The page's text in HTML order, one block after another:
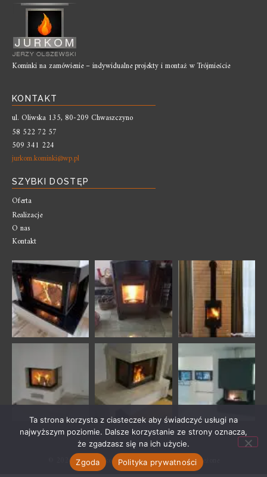
Kominki na zamówienie – indywidualne projekty i montaż w Trójmieście
KONTAKT
ul. Oliwska 135, 80-209 Chwaszczyno
58 522 72 57
509 341 224
jurkom.kominki@wp.pl
SZYBKI DOSTĘP
Oferta
Realizacje
O nas
Kontakt
© 2026 – Jurkom kominki – wszelkie prawa zastrzeżone
Ta strona korzysta z ciasteczek aby świadczyć usługi na
najwyższym poziomie. Dalsze korzystanie ze strony oznacza,
że zgadzasz się na ich użycie.
Zgoda
Polityka prywatności